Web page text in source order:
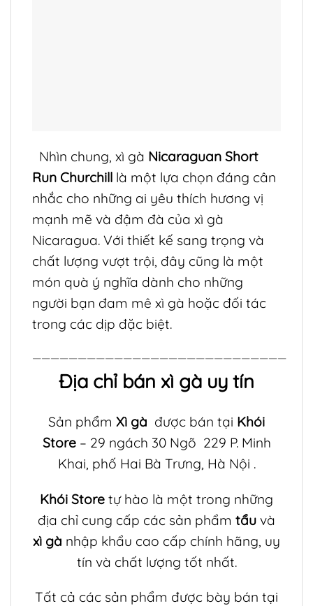
Nhìn chung, xì gà Nicaraguan Short
Run Churchill là một lựa chọn đáng cân
nhắc cho những ai yêu thích hương vị
mạnh mẽ và đậm đà của xì gà
Nicaragua. Với thiết kế sang trọng và
chất lượng vượt trội, đây cũng là một
món quà ý nghĩa dành cho những
người bạn đam mê xì gà hoặc đối tác
trong các dịp đặc biệt.
————————————————————————————
Địa chỉ bán xì gà uy tín
Sản phẩm Xì gà được bán tại Khói
Store– 29 ngách 30 Ngõ 229 P. Minh
Khai, phố Hai Bà Trưng, Hà Nội .
Khói Store tự hào là một trong những
địa chỉ cung cấp các sản phẩm tẩu và
xì gà nhập khẩu cao cấp chính hãng, uy
tín và chất lượng tốt nhất.
Tất cả các sản phẩm được bày bán tại